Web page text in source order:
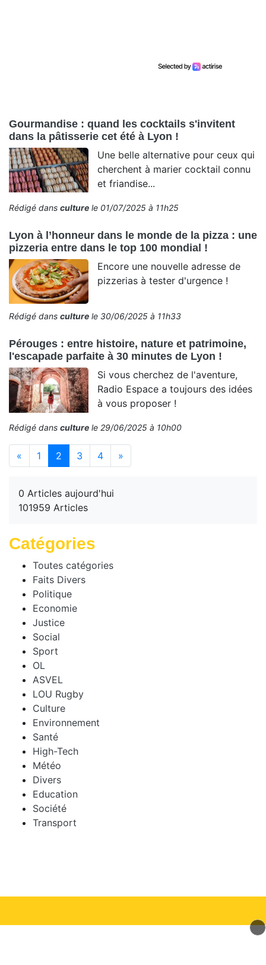
0 Articles aujourd'hui
101959 Articles
Catégories
Toutes catégories
Faits Divers
Politique
Economie
Justice
Social
Sport
OL
ASVEL
LOU Rugby
Culture
Environnement
Santé
High-Tech
Météo
Divers
Education
Société
Transport
Gourmandise : quand les cocktails s'invitent
dans la pâtisserie cet été à Lyon !
Une belle alternative pour ceux qui
cherchent à marier cocktail connu
et friandise...
Rédigé dans culture le 01/07/2025 à 11h25
Lyon à l’honneur dans le monde de la pizza : une
pizzeria entre dans le top 100 mondial !
Encore une nouvelle adresse de
pizzerias à tester d'urgence !
Rédigé dans culture le 30/06/2025 à 11h33
Pérouges : entre histoire, nature et patrimoine,
l'escapade parfaite à 30 minutes de Lyon !
Si vous cherchez de l'aventure,
Radio Espace a toujours des idées
à vous proposer !
Rédigé dans culture le 29/06/2025 à 10h00
« 1 2 (current)
3 4 »